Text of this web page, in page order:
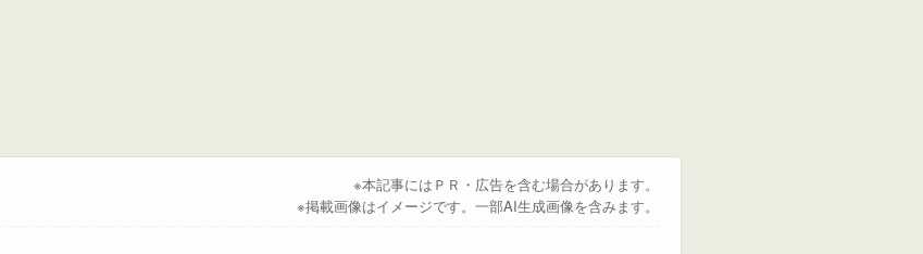
※本記事にはＰＲ・広告を含む場合があります。
※掲載画像はイメージです。一部AI生成画像を含みます。